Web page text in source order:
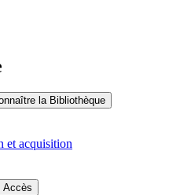
la Bibliothèque
et acquisition
Accès